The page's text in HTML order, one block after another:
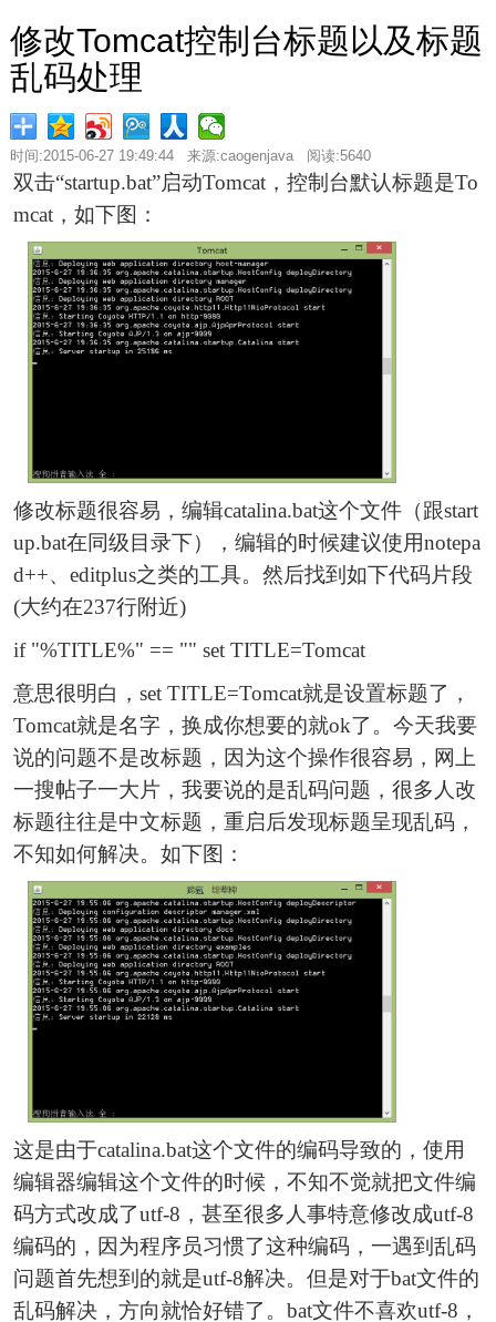
修改Tomcat控制台标题以及标题
乱码处理
时间:2015-06-27 19:49:44 来源:caogenjava 阅读:5640
双击“startup.bat”启动Tomcat，控制台默认标题是To
mcat，如下图：
修改标题很容易，编辑catalina.bat这个文件（跟start
up.bat在同级目录下），编辑的时候建议使用notepa
d++、editplus之类的工具。然后找到如下代码片段
(大约在237行附近)
if "%TITLE%" == "" set TITLE=Tomcat
意思很明白，set TITLE=Tomcat就是设置标题了，
Tomcat就是名字，换成你想要的就ok了。今天我要
说的问题不是改标题，因为这个操作很容易，网上
一搜帖子一大片，我要说的是乱码问题，很多人改
标题往往是中文标题，重启后发现标题呈现乱码，
不知如何解决。如下图：
这是由于catalina.bat这个文件的编码导致的，使用
编辑器编辑这个文件的时候，不知不觉就把文件编
码方式改成了utf-8，甚至很多人事特意修改成utf-8
编码的，因为程序员习惯了这种编码，一遇到乱码
问题首先想到的就是utf-8解决。但是对于bat文件的
乱码解决，方向就恰好错了。bat文件不喜欢utf-8，